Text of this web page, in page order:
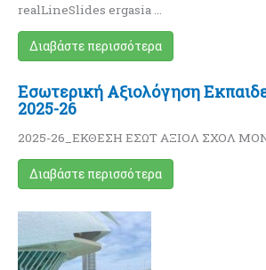
realLineSlides ergasia …
Διαβάστε περισσότερα
Εσωτερική Αξιολόγηση
2025-26
2025-26_ΕΚΘΕΣΗ ΕΣΩΤ ΑΞΙΟΛ ΣΧΟΛ
Διαβάστε περισσότερα